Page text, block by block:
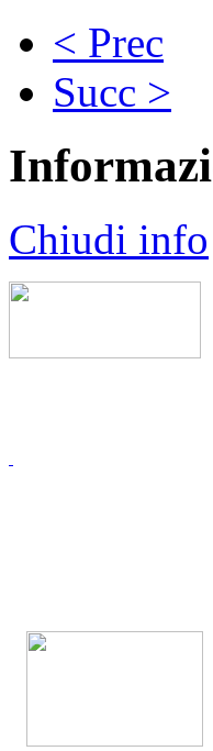
< Prec
Succ >
Chiudi info